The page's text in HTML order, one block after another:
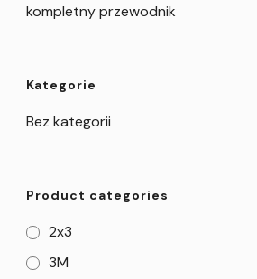
kompletny przewodnik
Kategorie
Bez kategorii
Product categories
2x3
3M